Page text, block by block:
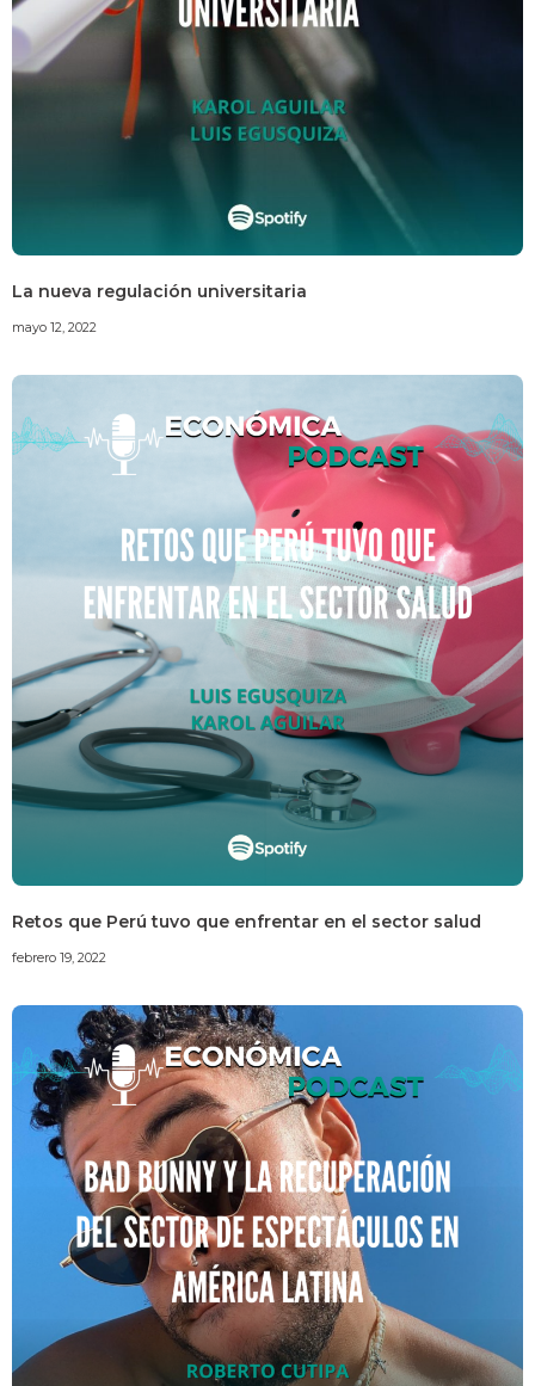
La nueva regulación universitaria
mayo 12, 2022
Retos que Perú tuvo que enfrentar en el sector salud
febrero 19, 2022